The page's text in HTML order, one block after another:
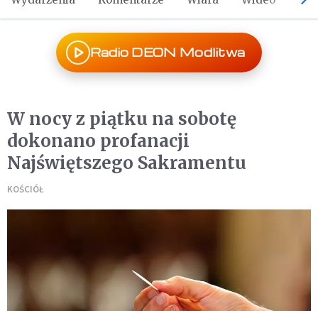
Radio DEON Modlitwa
W nocy z piątku na sobotę
dokonano profanacji
Najświętszego Sakramentu
KOŚCIÓŁ